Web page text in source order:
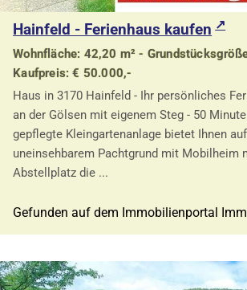
Hainfeld - Ferienhaus kaufen
Wohnfläche: 42,20 m² -
Kaufpreis: € 50.000,-
Haus in 3170 Hainfeld - Ihr persönliches
an der Gölsen mit eigenem Steg - 50
gepflegte Kleingartenanlage bietet Ihnen
uneinsehbarem Pachtgrund mit Mobilheim
Abstellplatz die ...
Gefunden auf dem Immobilienportal